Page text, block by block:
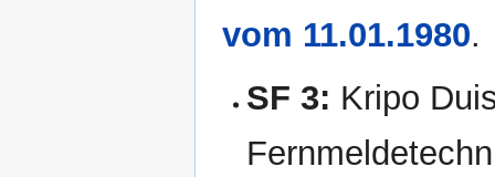
vom 11.01.1980.
SF 3: Kripo